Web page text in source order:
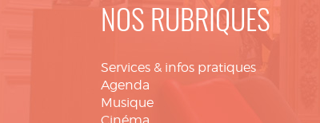
NOS RUBRIQUES
Services & infos pratiques
Agenda
Musique